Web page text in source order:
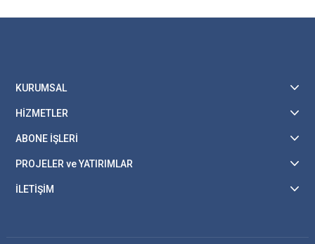
KURUMSAL
HİZMETLER
ABONE İŞLERİ
PROJELER ve YATIRIMLAR
İLETİŞİM